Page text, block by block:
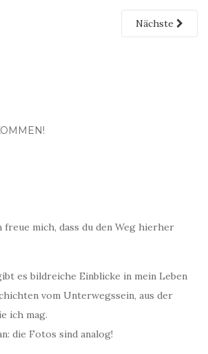
Nächste
freue mich, dass du den Weg hierher
es bildreiche Einblicke in mein Leben
vom Unterwegssein, aus der
ich mag.
die Fotos sind analog!